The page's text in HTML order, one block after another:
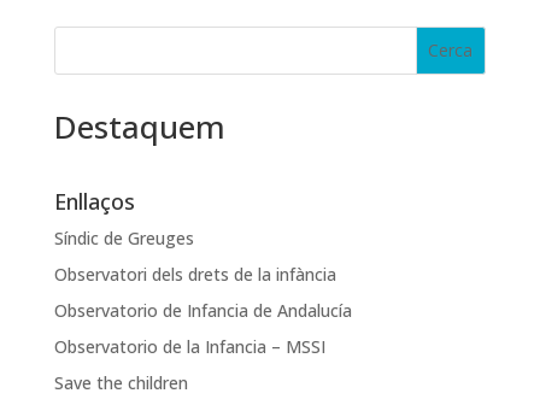
Destaquem
Enllaços
Síndic de Greuges
Observatori dels drets de la infància
Observatorio de Infancia de Andalucía
Observatorio de la Infancia – MSSI
Save the children